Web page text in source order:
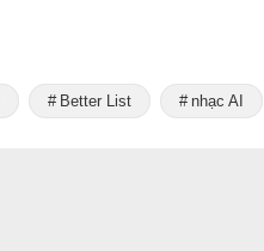
Better List nhạc AI